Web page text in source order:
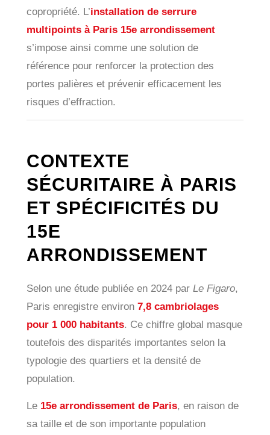
copropriété. L’installation de serrure
multipoints à Paris 15e arrondissement
s’impose ainsi comme une solution de
référence pour renforcer la protection des
portes palières et prévenir efficacement les
risques d’effraction.
CONTEXTE
SÉCURITAIRE À PARIS
ET SPÉCIFICITÉS DU
15E
ARRONDISSEMENT
Selon une étude publiée en 2024 par Le Figaro,
Paris enregistre environ 7,8 cambriolages
pour 1 000 habitants. Ce chiffre global masque
toutefois des disparités importantes selon la
typologie des quartiers et la densité de
population.
Le 15e arrondissement de Paris, en raison de
sa taille et de son importante population